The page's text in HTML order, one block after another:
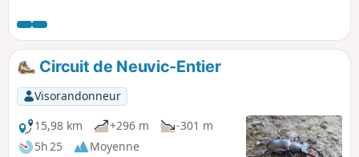
Circuit de Neuvic-Entier
Visorandonneur
15,98 km
+296 m
-301 m
5h 25
Moyenne